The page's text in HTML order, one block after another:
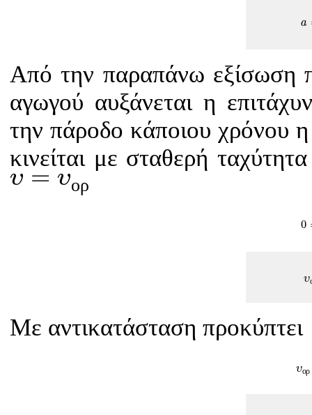
a
Από την παραπάνω εξίσωση
αγωγού αυξάνεται η
την πάροδο κάποιου χρόνου η
κινείται με σταθερή
υ = υορ
υ=υορ
0
υ
Με αντικατάσταση προκύπτει
υορ